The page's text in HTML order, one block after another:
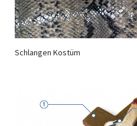
Schlangen Kostüm